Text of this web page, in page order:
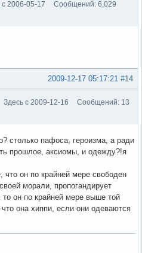
с 2006-05-17
Сообщений: 6,029
#14
2009-12-17 05:17:21
Здесь с 2009-12-16
Сообщений: 13
столько пафоса, героизма, а ради
прошлое, аксиомы, и одежду?!я
что он по крайней мере свободен
морали, пропогандирует
он по крайней мере выше той
она хиппи, если они одеваются